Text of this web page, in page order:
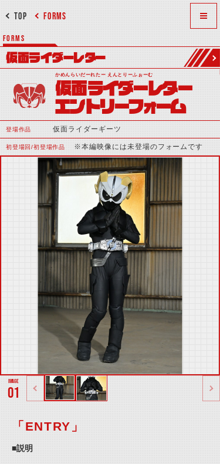
FORMS
TOP
FORMS
仮面ライダーレター
かめんらいだーれたー えんとりーふぉーむ
仮面ライダーレター
エントリーフォーム
登場作品 仮面ライダーギーツ
初登場回/初登場作品 ※本編映像には未登場のフォームです
01
「ENTRY」
■説明